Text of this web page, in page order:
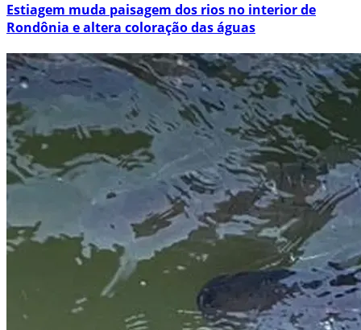
Estiagem muda paisagem dos rios no interior de
Rondônia e altera coloração das águas